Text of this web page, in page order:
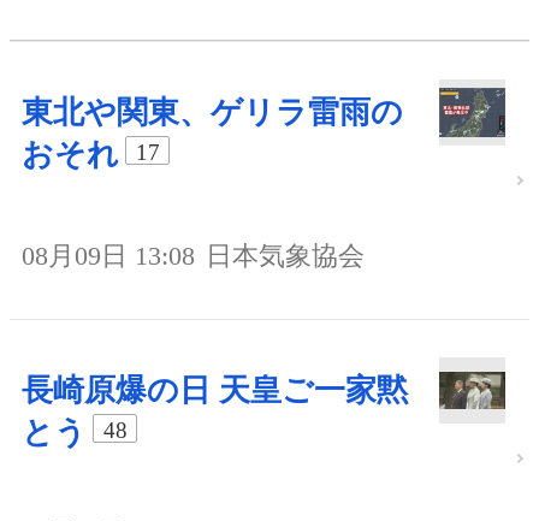
東北や関東、ゲリラ雷雨の
おそれ
17
08月09日 13:08 日本気象協会
長崎原爆の日 天皇ご一家黙
とう
48